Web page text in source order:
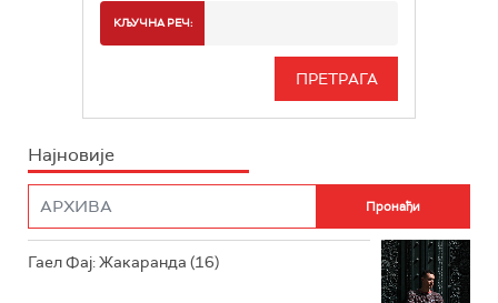
РАДИО БЕОГРАД 3
РАДИО РОКЕНРОЛЕР
ИНФО
КЉУЧНА РЕЧ:
Најновије
Гаел Фај: Жакаранда (16)